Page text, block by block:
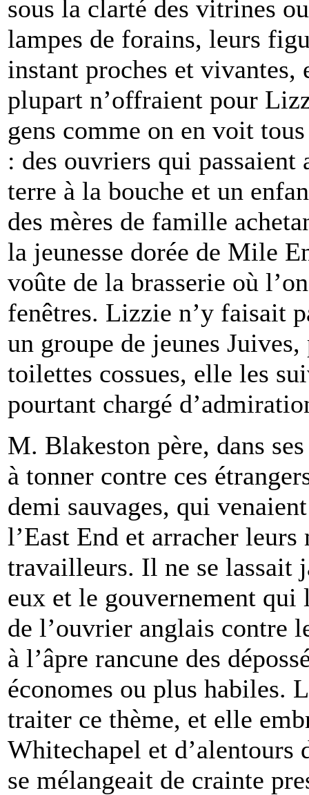
sous la clarté des vitrines
lampes de forains, leurs
instant proches et vivantes,
plupart n’offraient pour
gens comme on en voit
: des ouvriers qui passaient
terre à la bouche et un
des mères de famille
la jeunesse dorée de Mile
voûte de la brasserie où
fenêtres. Lizzie n’y faisait
un groupe de jeunes
toilettes cossues, elle les
pourtant chargé
M. Blakeston père, dans
à tonner contre ces
demi sauvages, qui
l’East End et arracher leurs
travailleurs. Il ne se lassait
eux et le gouvernement
de l’ouvrier anglais contre
à l’âpre rancune des
économes ou plus habiles.
traiter ce thème, et elle
Whitechapel et d’alentours
se mélangeait de crainte